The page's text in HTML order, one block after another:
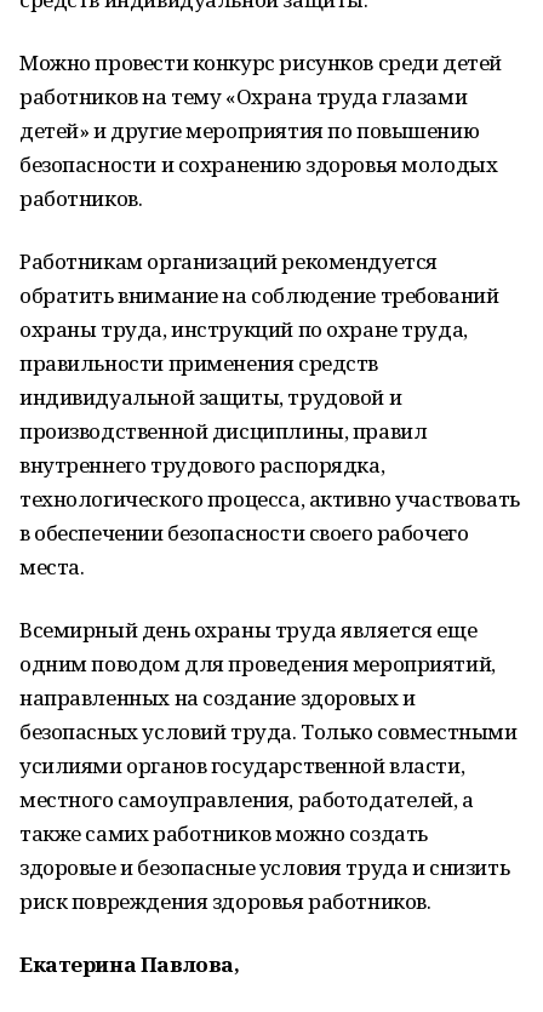
Можно провести конкурс рисунков среди детей
работников на тему «Охрана труда глазами
детей» и другие мероприятия по повышению
безопасности и сохранению здоровья молодых
работников.
Работникам организаций рекомендуется
обратить внимание на соблюдение требований
охраны труда, инструкций по охране труда,
правильности применения средств
индивидуальной защиты, трудовой и
производственной дисциплины, правил
внутреннего трудового распорядка,
технологического процесса, активно участвовать
в обеспечении безопасности своего рабочего
места.
Всемирный день охраны труда является еще
одним поводом для проведения мероприятий,
направленных на создание здоровых и
безопасных условий труда. Только совместными
усилиями органов государственной власти,
местного самоуправления, работодателей, а
также самих работников можно создать
здоровые и безопасные условия труда и снизить
риск повреждения здоровья работников.
Екатерина Павлова,